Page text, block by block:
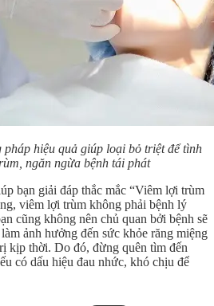
hiệu quả giúp loại bỏ triệt để tình
ngăn ngừa bệnh tái phát
bạn giải đáp thắc mắc “Viêm lợi trùm
viêm lợi trùm không phải bệnh lý
cũng không nên chủ quan bởi bệnh sẽ
ảnh hưởng đến sức khỏe răng miệng
kịp thời. Do đó, đừng quên tìm đến
có dấu hiệu đau nhức, khó chịu để